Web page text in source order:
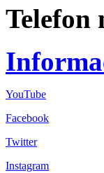
Telefon
YouTube
Facebook
Twitter
Instagram